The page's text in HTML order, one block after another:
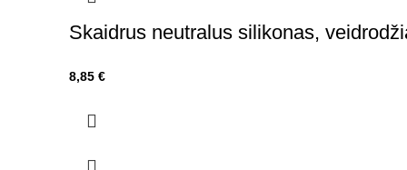
Skaidrus neutralus silikonas,
8,85 €